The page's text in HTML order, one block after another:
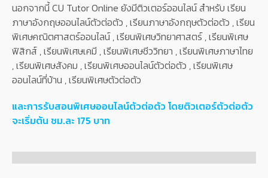
นอกจากนี้ CU Tutor Online ยังมีติวเตอร์ออนไลน์ สำหรับ เรียน
ภาษาอังกฤษออนไลน์ตัวต่อตัว , เรียนภาษาอังกฤษตัวต่อตัว , เรียน
พิเศษคณิตศาสตร์ออนไลน์ , เรียนพิเศษวิทยาศาสตร์ , เรียนพิเศษ
ฟิสิกส์ , เรียนพิเศษเคมี , เรียนพิเศษชีววิทยา , เรียนพิเศษภาษาไทย
, เรียนพิเศษสังคม , เรียนพิเศษออนไลน์ตัวต่อตัว , เรียนพิเศษ
ออนไลน์ที่บ้าน , เรียนพิเศษตัวต่อตัว
และการรับสอนพิเศษออนไลน์ตัวต่อตัว โดยติวเตอร์ตัวต่อตัว
จะเริ่มต้น ชม.ละ 175 บาท